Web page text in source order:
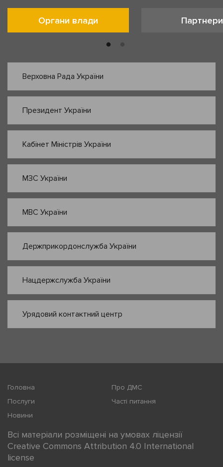
Органи влади Партнери
Верховна Рада України
Президент України
Кабінет Міністрів України
МЗС України
МВС України
Держприкордонслужба України
Нацдержслужба України
Урядовий контактний центр
Головна
Про ДМС
Послуги
Часті питання
Новини
Всі матеріали розміщені на умовах ліцензії
Creative Commons Attribution 4.0 International
license